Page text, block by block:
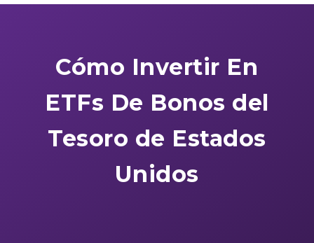
Cómo Invertir En
ETFs De Bonos del
Tesoro de Estados
Unidos